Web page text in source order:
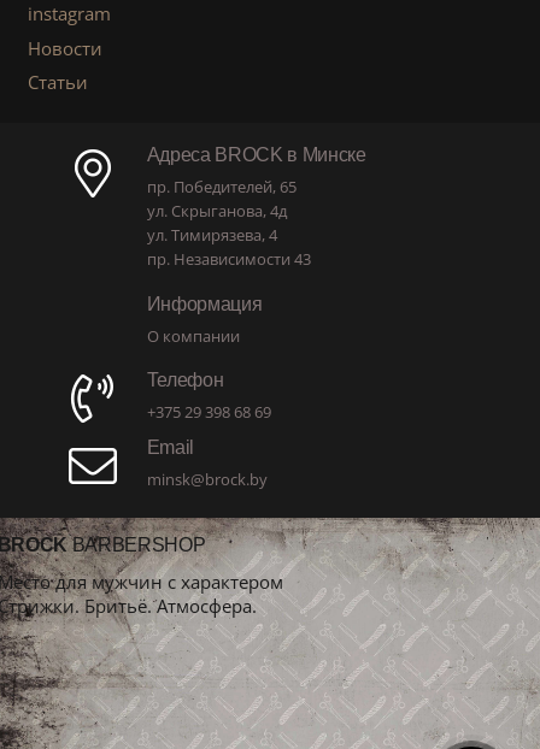
instagram
Новости
Статьи
Адреса BROCK в Минске
пр. Победителей, 65
ул. Скрыганова, 4д
ул. Тимирязева, 4
пр. Независимости 43
Информация
О компании
Телефон
+375 29 398 68 69
Email
minsk@brock.by
BARBERSHOP
для мужчин с характером
Бритьё. Атмосфера.